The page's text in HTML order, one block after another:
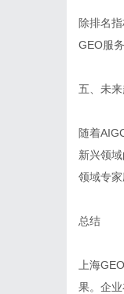
除排名
GEO服
五、未
随着
新兴领
领域专家
总结
上海
果。企